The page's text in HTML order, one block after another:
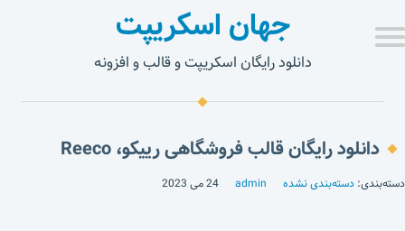
جهان اسکریپت
دانلود رایگان اسکریپت و قالب و افزونه
دانلود رایگان قالب فروشگاهی رییکو، Reeco
دسته‌بندی: دسته‌بندی نشده admin 24 می 2023